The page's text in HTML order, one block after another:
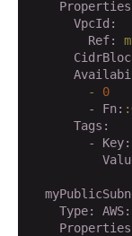
      VpcId:
        Ref:
        -
0
        - Fn:
      Tags:
        - Key:
    Type: